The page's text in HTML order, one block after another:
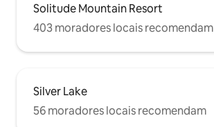
Solitude Mountain Resort
403 moradores locais recomendam
Silver Lake
56 moradores locais recomendam